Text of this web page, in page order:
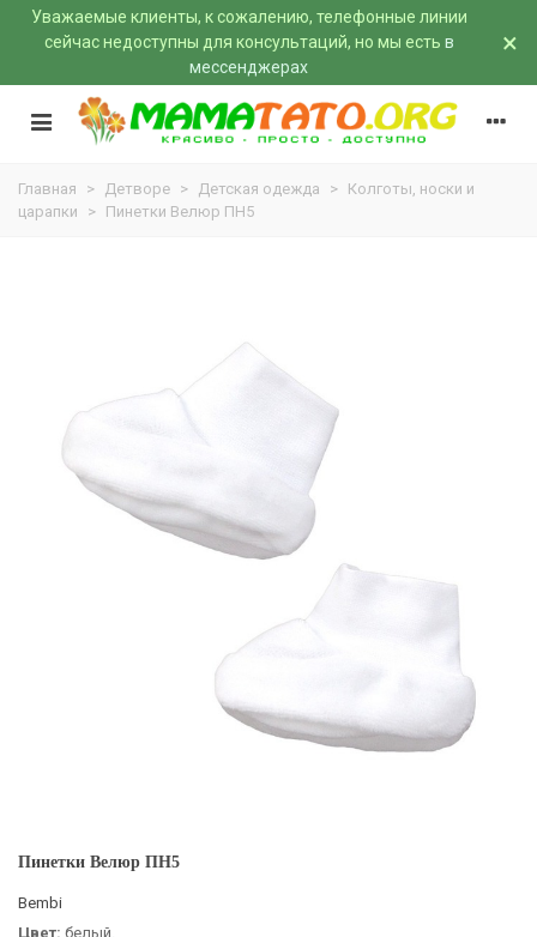
Уважаемые клиенты, к сожалению, телефонные линии
сейчас недоступны для консультаций, но мы есть в
мессенджерах
×
Главная > Детворе > Детская одежда > Колготы, носки и
царапки
> Пинетки Велюр ПН5
Пинетки Велюр ПН5
Bembi
Цвет: белый.